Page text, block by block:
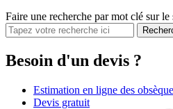
Faire une recherche par mot clé sur le
Besoin d'un devis ?
Estimation en ligne des
Devis gratuit